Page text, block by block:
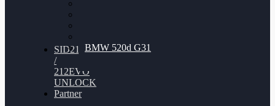
BMW 520d G31
SID212
/
212EVO
UNLOCK
Partner